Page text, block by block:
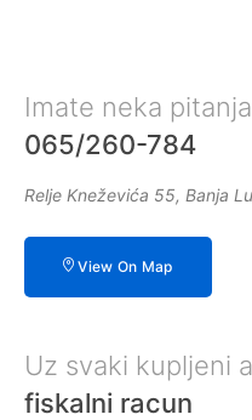
Imate neka
065/260-784
Relje Kneževića 55, Banja
View On Map
Uz svaki kupljeni
fiskalni racun